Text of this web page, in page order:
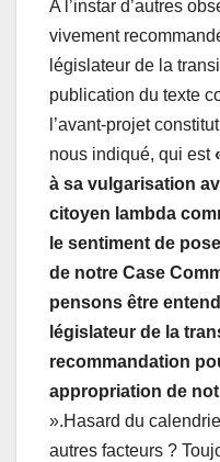
A l’instar d’autres
vivement
législateur de la
publication du texte
l’avant-projet
nous indiqué, qui est
à sa vulgarisation
citoyen lambda
le sentiment de
de notre Case
pensons être
législateur de la
recommandation
appropriation de
».Hasard du
autres facteurs ?